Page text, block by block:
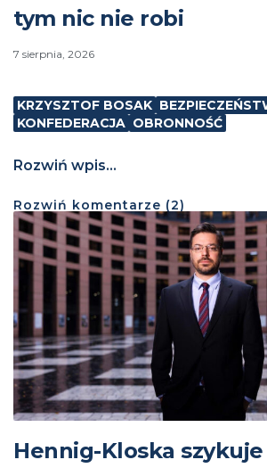
tym nic nie robi
7 sierpnia, 2026
KRZYSZTOF BOSAK
KONFEDERACJA OBRONNOŚĆ
Rozwiń wpis...
Rozwiń komentarze (2)
Hennig-Kloska